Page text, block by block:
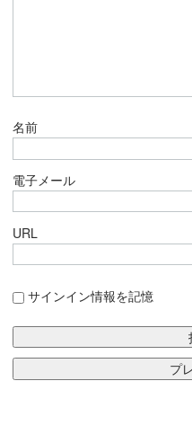
名前
電子メール
URL
サインイン情報を記憶